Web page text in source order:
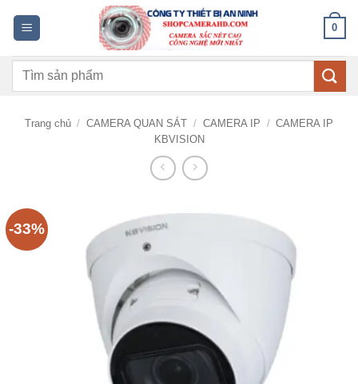
dung
0
Tìm
Trang chủ / CAMERA QUAN SÁT / CAMERA IP / CAMERA IP
KBVISION
-33%